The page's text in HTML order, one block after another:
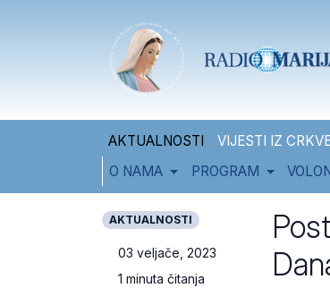
AKTUALNOSTI VIJESTI IZ
O NAMA
PROGRAM
AKTUALNOSTI
03 veljače, 2023
1 minuta čitanja